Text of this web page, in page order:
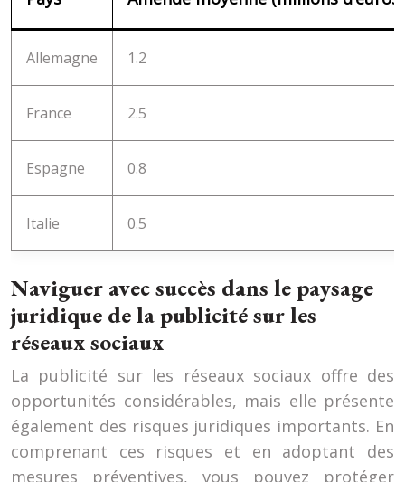
Allemagne 1.2
France 2.5
Espagne 0.8
Italie 0.5
Naviguer avec succès dans le paysage
juridique de la publicité sur les
réseaux sociaux
La publicité sur les réseaux sociaux offre des
opportunités considérables, mais elle présente
également des risques juridiques importants. En
comprenant ces risques et en adoptant des
mesures préventives, vous pouvez protéger